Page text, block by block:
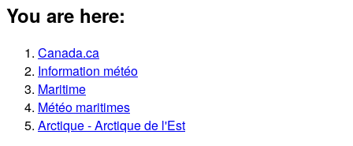
You are here:
Canada.ca
Information météo
Maritime
Météo maritimes
Arctique - Arctique de l'Est